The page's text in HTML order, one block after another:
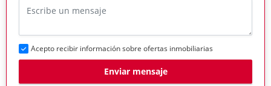
Acepto recibir información sobre ofertas inmobiliarias
Enviar mensaje